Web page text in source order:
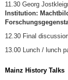
11.30 Georg
Institution:
12.30 Final
13.00 Lunch / lunch
Mainz History Talks